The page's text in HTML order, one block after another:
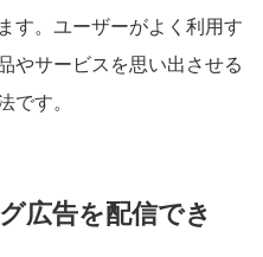
す。ユーザーがよく利用す
やサービスを思い出させる
です。
広告を配信でき